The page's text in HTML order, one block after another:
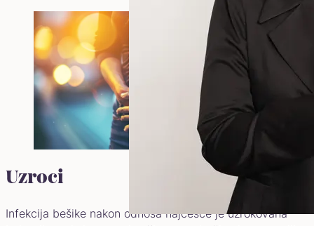
Uzroci
Infekcija bešike nakon odnosa najčešće je uzrokovana